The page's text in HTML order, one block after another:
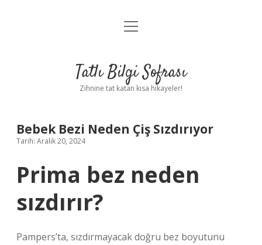
Anasayfa
Yasal Uyarı
menüyü
Tatlı Bilgi Sofrası
Zihnine tat katan kısa hikayeler!
Bebek Bezi Neden Çiş Sızdırıyor
Tarih: Aralık 20, 2024
Prima bez neden
sızdırır?
Pampers’ta, sızdırmayacak doğru bez boyutunu